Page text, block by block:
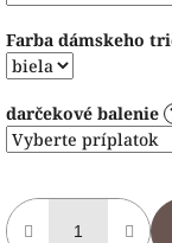
Farba dámskeho
darčekové balenie